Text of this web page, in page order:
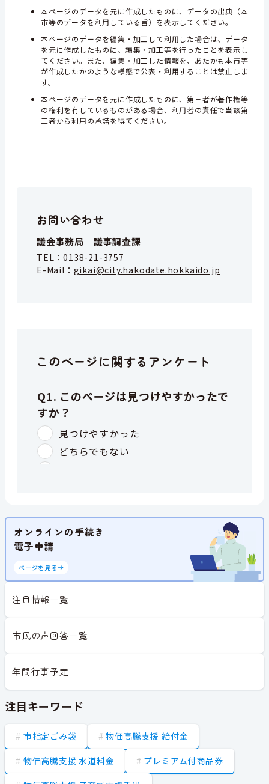
本ページのデータを元に作成したものに、データの出典（本
市等のデータを利用している旨）を表示してください。
本ページのデータを編集・加工して利用した場合は、データ
を元に作成したものに、編集・加工等を行ったことを表示し
てください。また、編集・加工した情報を、あたかも本市等
が作成したかのような様態で公表・利用することは禁止しま
す。
本ページのデータを元に作成したものに、第三者が著作権等
の権利を有しているものがある場合、利用者の責任で当該第
三者から利用の承諾を得てください。
お問い合わせ
議会事務局 議事調査課
TEL：0138-21-3757
E-Mail： gikai@city.hakodate.hokkaido.jp
このページに関するアンケート
オンラインの手続き
電子申請
ページを見る
注目情報一覧
市民の声回答一覧
年間行事予定
注目キーワード
市指定ごみ袋 物価高騰支援 給付金
物価高騰支援 水道料金 プレミアム付商品券